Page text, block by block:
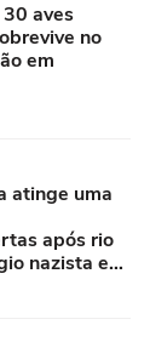
aves
no
em
atinge uma
após rio
nazista e